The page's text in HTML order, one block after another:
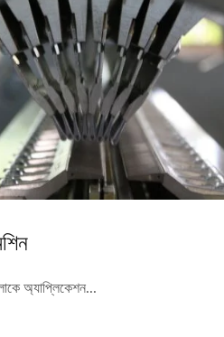
অ্যাপ্লিকেশন...